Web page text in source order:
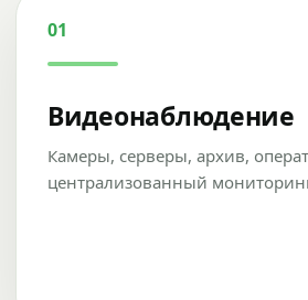
01
Видеонаблюдение
Камеры, серверы, архив,
централизованный